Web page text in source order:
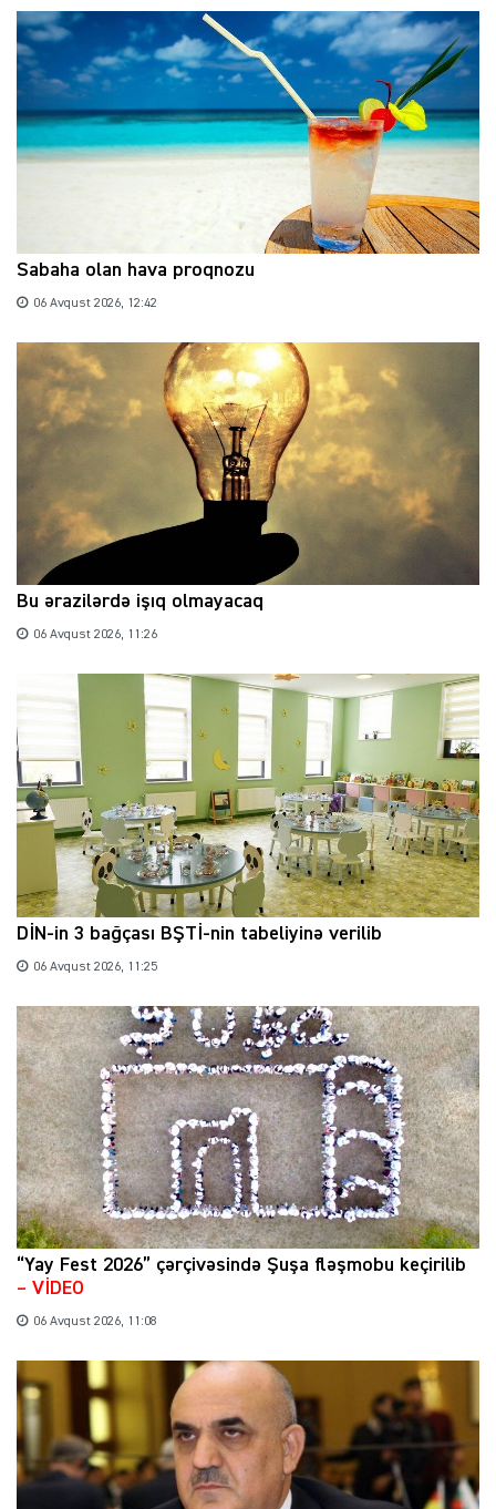
Sabaha olan hava proqnozu
06 Avqust 2026, 12:42
Bu ərazilərdə işıq olmayacaq
06 Avqust 2026, 11:26
DİN-in 3 bağçası BŞTİ-nin tabeliyinə verilib
06 Avqust 2026, 11:25
“Yay Fest 2026” çərçivəsində Şuşa fləşmobu keçirilib
– VİDEO
06 Avqust 2026, 11:08